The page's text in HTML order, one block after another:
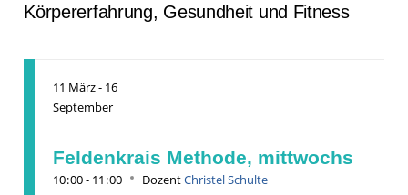
Körpererfahrung, Gesundheit und Fitness
11 März- 16
September
Feldenkrais Methode, mittwochs
10:00 - 11 :00 DozentChristel Schulte